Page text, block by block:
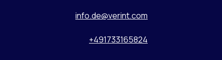
info.de@verint.com
+491733165824